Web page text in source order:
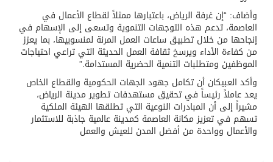
وأضاف: “إن غرفة الرياض، باعتبارها ممثلاً لقطاع الأعمال في
العاصمة، تدعم هذه التوجهات التنموية وتسعى إلى الإسهام في
إنجاحها من خلال تطبيق ساعات العمل المرنة لمنسوبيها، بما يعزز
من كفاءة الأداء ويرسخ ثقافة العمل الحديثة التي تراعي احتياجات
الموظفين ومتطلبات التنمية الحضرية المستدامة.”
وأكد العبيكان أن تكامل جهود الجهات الحكومية والقطاع الخاص
يعد عاملاً رئيساً في تحقيق مستهدفات تطوير مدينة الرياض،
مشيراً إلى أن المبادرات النوعية التي تطلقها الهيئة الملكية
تسهم في تعزيز مكانة العاصمة كمدينة عالمية جاذبة للاستثمار
والأعمال وواحدة من أفضل المدن للعيش والعمل